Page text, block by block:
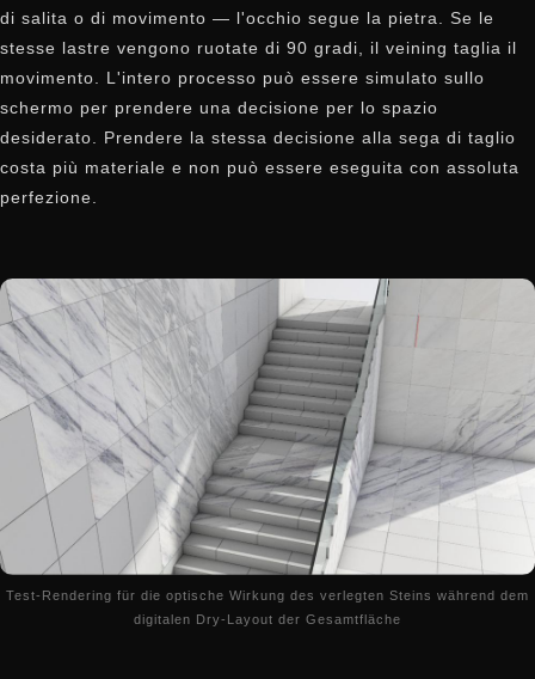
di salita o di movimento — l'occhio segue la pietra. Se le
stesse lastre vengono ruotate di 90 gradi, il veining taglia il
movimento. L'intero processo può essere simulato sullo
schermo per prendere una decisione per lo spazio
desiderato. Prendere la stessa decisione alla sega di taglio
costa più materiale e non può essere eseguita con assoluta
perfezione.
Test-Rendering für die optische Wirkung des verlegten Steins während dem
digitalen Dry-Layout der Gesamtfläche